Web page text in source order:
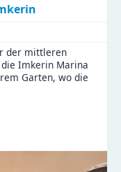
der mittleren
Imkerin Marina
Garten, wo die